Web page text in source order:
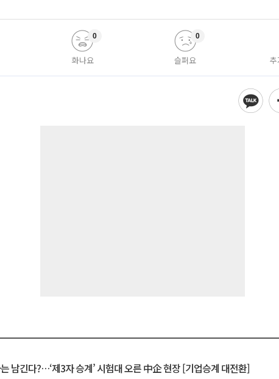
화나요
0
슬퍼요
0
남긴다?…‘제3자 승계’ 시험대 오른 中企 현장 [기업승계 대전환]